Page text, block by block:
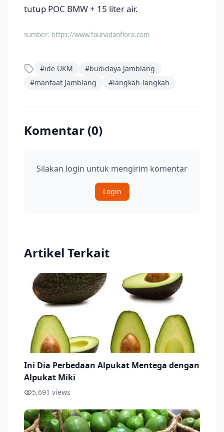
tutup POC BMW + 15 liter air.
sumber: https://www.faunadanflora.com
#ide UKM #budidaya Jamblang
#manfaat Jamblang #langkah-langkah
Komentar (0)
Silakan login untuk mengirim komentar
Login
Artikel Terkait
Ini Dia Perbedaan Alpukat Mentega dengan
Alpukat Miki
5,691 views